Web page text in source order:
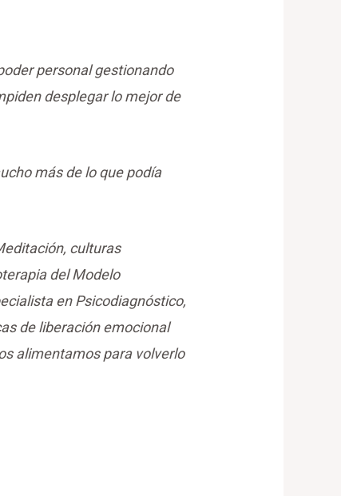
personal gestionando
desplegar lo mejor de
más de lo que podía
culturas
del Modelo
en Psicodiagnóstico,
de liberación emocional
alimentamos para volverlo